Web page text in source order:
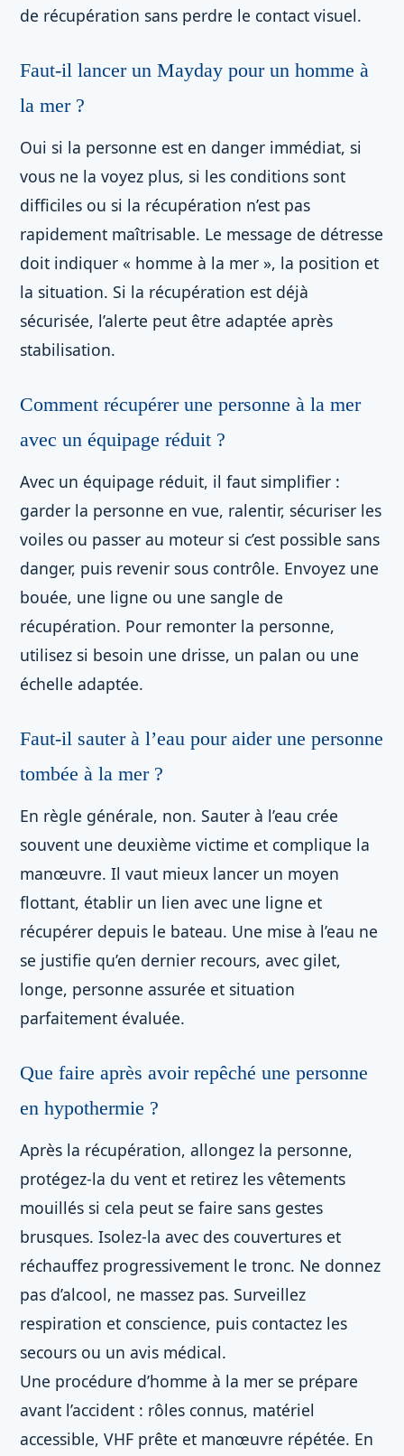
de récupération sans perdre le contact visuel.
Faut-il lancer un Mayday pour un homme à
la mer ?
Oui si la personne est en danger immédiat, si
vous ne la voyez plus, si les conditions sont
difficiles ou si la récupération n’est pas
rapidement maîtrisable. Le message de détresse
doit indiquer « homme à la mer », la position et
la situation. Si la récupération est déjà
sécurisée, l’alerte peut être adaptée après
stabilisation.
Comment récupérer une personne à la mer
avec un équipage réduit ?
Avec un équipage réduit, il faut simplifier :
garder la personne en vue, ralentir, sécuriser les
voiles ou passer au moteur si c’est possible sans
danger, puis revenir sous contrôle. Envoyez une
bouée, une ligne ou une sangle de
récupération. Pour remonter la personne,
utilisez si besoin une drisse, un palan ou une
échelle adaptée.
Faut-il sauter à l’eau pour aider une personne
tombée à la mer ?
En règle générale, non. Sauter à l’eau crée
souvent une deuxième victime et complique la
manœuvre. Il vaut mieux lancer un moyen
flottant, établir un lien avec une ligne et
récupérer depuis le bateau. Une mise à l’eau ne
se justifie qu’en dernier recours, avec gilet,
longe, personne assurée et situation
parfaitement évaluée.
Que faire après avoir repêché une personne
en hypothermie ?
Après la récupération, allongez la personne,
protégez-la du vent et retirez les vêtements
mouillés si cela peut se faire sans gestes
brusques. Isolez-la avec des couvertures et
réchauffez progressivement le tronc. Ne donnez
pas d’alcool, ne massez pas. Surveillez
respiration et conscience, puis contactez les
secours ou un avis médical.
Une procédure d’homme à la mer se prépare
avant l’accident : rôles connus, matériel
accessible, VHF prête et manœuvre répétée. En